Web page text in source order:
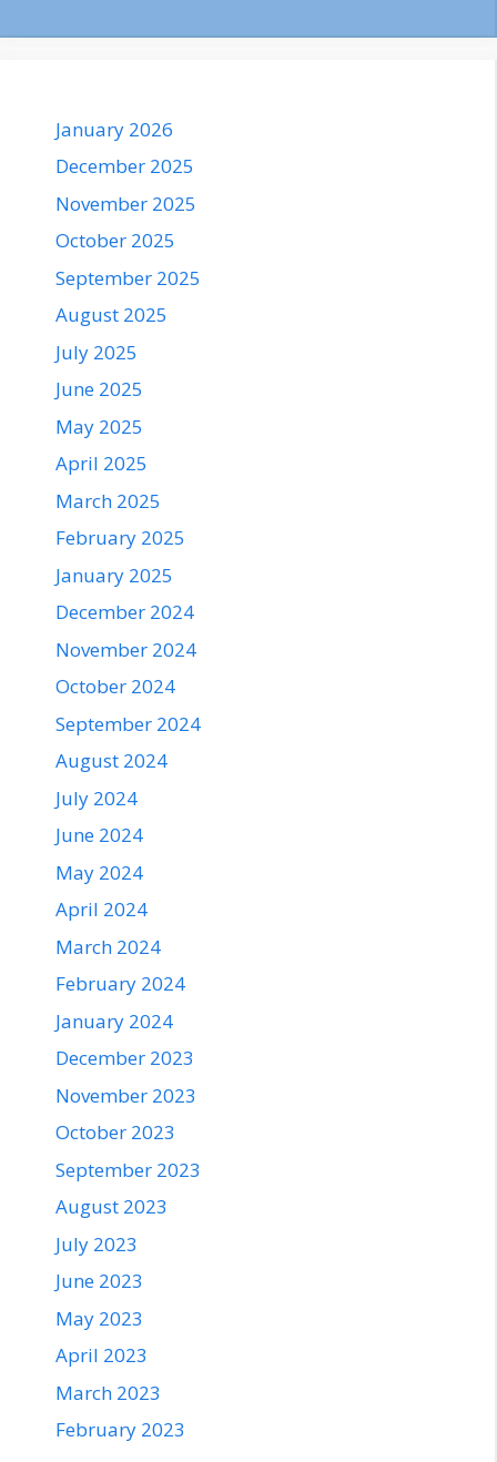
January 2026
December 2025
November 2025
October 2025
September 2025
August 2025
July 2025
June 2025
May 2025
April 2025
March 2025
February 2025
January 2025
December 2024
November 2024
October 2024
September 2024
August 2024
July 2024
June 2024
May 2024
April 2024
March 2024
February 2024
January 2024
December 2023
November 2023
October 2023
September 2023
August 2023
July 2023
June 2023
May 2023
April 2023
March 2023
February 2023